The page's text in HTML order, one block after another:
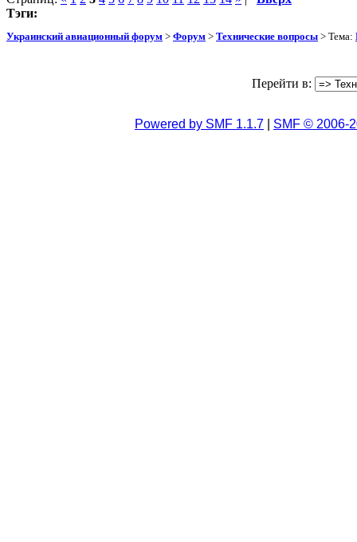
Тэги:
Украинский авиационный форум > Форум > Технические вопросы > Тема:
Перейти в:
Powered by SMF 1.1.7 SMF © 2006-